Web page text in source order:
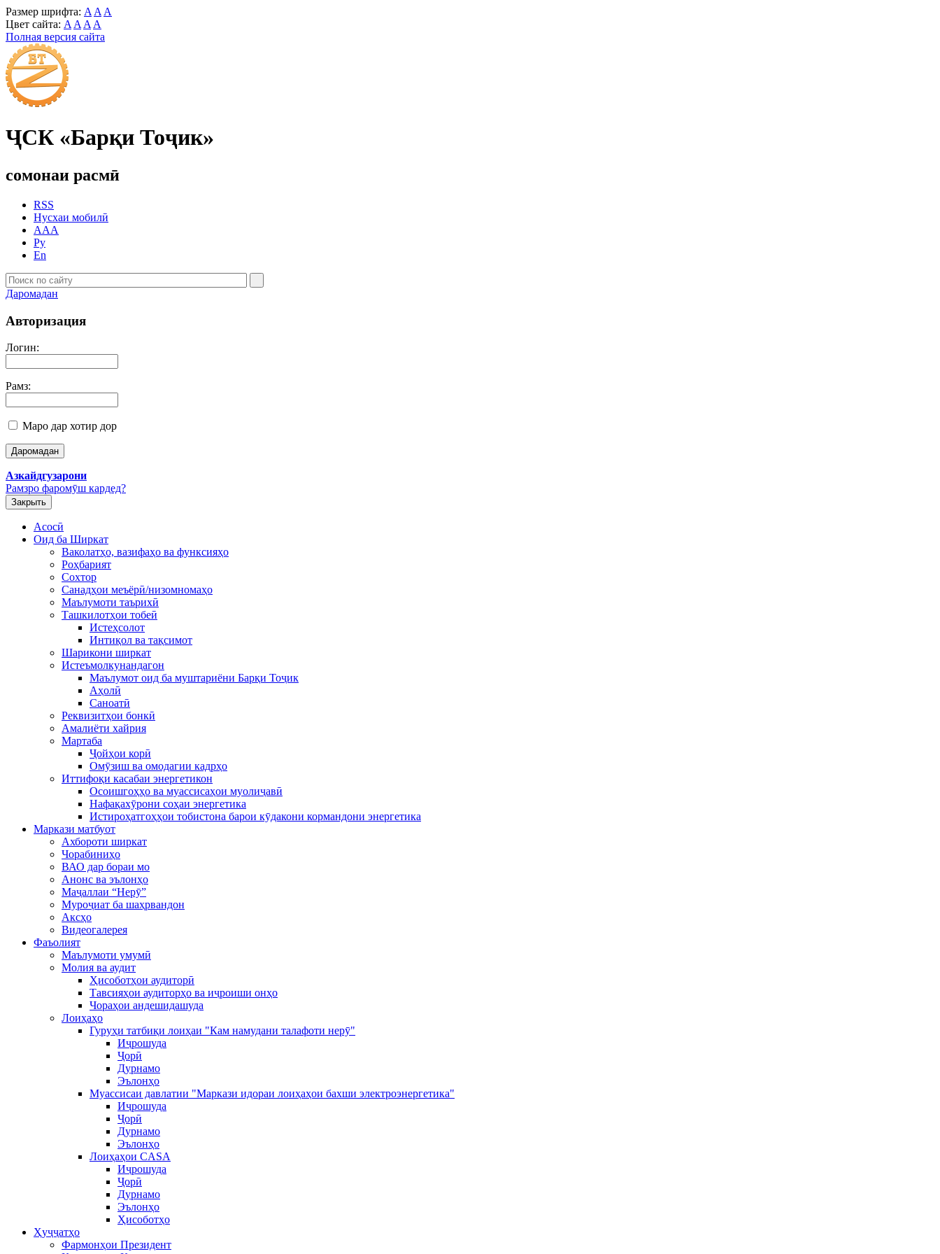
Размер шрифта: A A A
Цвет сайта: A A A A
Полная версия сайта
ҶСК «Барқи Тоҷик»
сомонаи расмӣ
RSS
Нусхаи мобилӣ
AAA
Ру
En
Даромадан
Авторизация
Логин:
Рамз:
Маро дар хотир дор
Азкайдгузарони
Рамзро фаромӯш кардед?
Закрыть
Асосӣ
Оид ба Ширкат
Ваколатҳо, вазифаҳо ва функсияҳо
Роҳбарият
Сохтор
Санадҳои меъёрӣ/низомномаҳо
Маълумоти таърихӣ
Ташкилотҳои тобеӣ
Истеҳсолот
Интиқол ва тақсимот
Шарикони ширкат
Истеъмолкунандагон
Маълумот оид ба муштариёни Барқи Тоҷик
Аҳолӣ
Саноатӣ
Реквизитҳои бонкӣ
Амалиёти хайрия
Мартаба
Ҷойҳои корӣ
Омӯзиш ва омодагии кадрҳо
Иттифоқи касабаи энергетикон
Осоишгоҳҳо ва муассисаҳои муолиҷавӣ
Нафақахӯрони соҳаи энергетика
Истироҳатгоҳҳои тобистона барои кӯдакони кормандони энергетика
Маркази матбуот
Ахбороти ширкат
Чорабиниҳо
ВАО дар бораи мо
Анонс ва эълонҳо
Маҷаллаи “Нерӯ”
Муроҷиат ба шаҳрвандон
Аксҳо
Видеогалерея
Фаъолият
Маълумоти умумӣ
Молия ва аудит
Ҳисоботҳои аудиторӣ
Тавсияҳои аудиторҳо ва иҷроиши онҳо
Чораҳои андешидашуда
Лоиҳаҳо
Гуруҳи татбиқи лоиҳаи "Кам намудани талафоти нерӯ"
Иҷрошуда
Ҷорӣ
Дурнамо
Эълонҳо
Муассисаи давлатии "Маркази идораи лоиҳаҳои бахши электроэнергетика"
Иҷрошуда
Ҷорӣ
Дурнамо
Эълонҳо
Лоиҳаҳои CASA
Иҷрошуда
Ҷорӣ
Дурнамо
Эълонҳо
Ҳисоботҳо
Ҳуҷҷатҳо
Фармонҳои Президент